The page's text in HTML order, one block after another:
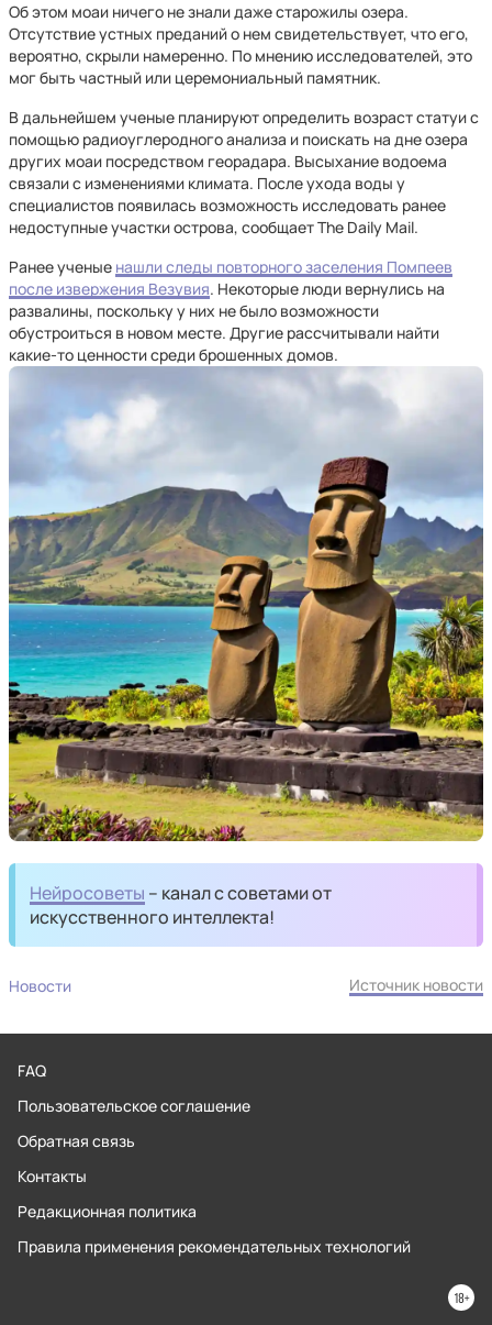
Об этом моаи ничего не знали даже старожилы озера.
Отсутствие устных преданий о нем свидетельствует, что его,
вероятно, скрыли намеренно. По мнению исследователей, это
мог быть частный или церемониальный памятник.
В дальнейшем ученые планируют определить возраст статуи с
помощью радиоуглеродного анализа и поискать на дне озера
других моаи посредством георадара. Высыхание водоема
связали с изменениями климата. После ухода воды у
специалистов появилась возможность исследовать ранее
недоступные участки острова, сообщает The Daily Mail.
Ранее ученые нашли следы повторного заселения Помпеев
после извержения Везувия. Некоторые люди вернулись на
развалины, поскольку у них не было возможности
обустроиться в новом месте. Другие рассчитывали найти
какие-то ценности среди брошенных домов.
Нейросоветы – канал с советами от
искусственного интеллекта!
Новости Источник новости
FAQ
Пользовательское соглашение
Обратная связь
Контакты
Редакционная политика
Правила применения рекомендательных технологий